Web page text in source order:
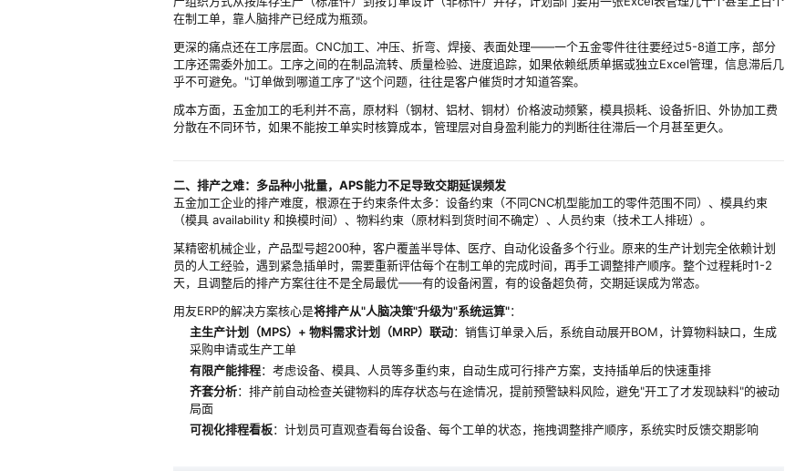
在制工单，靠人脑排产已经成为瓶颈。
更深的痛点还在工序层面。CNC加工、冲压、折弯、焊接、表面处理——一个五金零件往往要经过5-8道工序，部分
工序还需委外加工。工序之间的在制品流转、质量检验、进度追踪，如果依赖纸质单据或独立Excel管理，信息滞后几
乎不可避免。"订单做到哪道工序了"这个问题，往往是客户催货时才知道答案。
成本方面，五金加工的毛利并不高，原材料（钢材、铝材、铜材）价格波动频繁，模具损耗、设备折旧、外协加工费
分散在不同环节，如果不能按工单实时核算成本，管理层对自身盈利能力的判断往往滞后一个月甚至更久。
二、排产之难：多品种小批量，APS能力不足导致交期延误频发
五金加工企业的排产难度，根源在于约束条件太多：设备约束（不同CNC机型能加工的零件范围不同）、模具约束
（模具 availability 和换模时间）、物料约束（原材料到货时间不确定）、人员约束（技术工人排班）。
某精密机械企业，产品型号超200种，客户覆盖半导体、医疗、自动化设备多个行业。原来的生产计划完全依赖计划
员的人工经验，遇到紧急插单时，需要重新评估每个在制工单的完成时间，再手工调整排产顺序。整个过程耗时1-2
天，且调整后的排产方案往往不是全局最优——有的设备闲置，有的设备超负荷，交期延误成为常态。
用友ERP的解决方案核心是将排产从"人脑决策"升级为"系统运算"：
主生产计划（MPS）+ 物料需求计划（MRP）联动：销售订单录入后，系统自动展开BOM，计算物料缺口，生成
采购申请或生产工单
有限产能排程：考虑设备、模具、人员等多重约束，自动生成可行排产方案，支持插单后的快速重排
齐套分析：排产前自动检查关键物料的库存状态与在途情况，提前预警缺料风险，避免"开工了才发现缺料"的被动
局面
可视化排程看板：计划员可直观查看每台设备、每个工单的状态，拖拽调整排产顺序，系统实时反馈交期影响